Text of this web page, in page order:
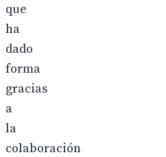
que
ha
dado
forma
gracias
a
la
colaboración